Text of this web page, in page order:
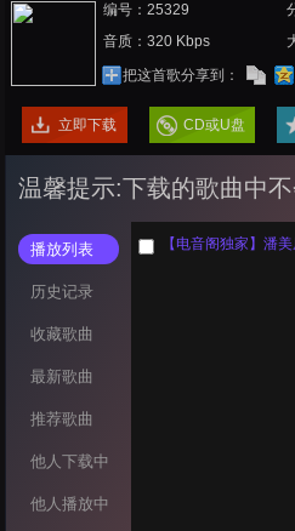
编号：25329
音质：320 Kbps
把这首歌分享到：
立即下载 CD或U盘
温馨提示:下载的歌曲中
播放列表
历史记录
收藏歌曲
最新歌曲
推荐歌曲
他人下载中
他人播放中
【电音阁独家】潘